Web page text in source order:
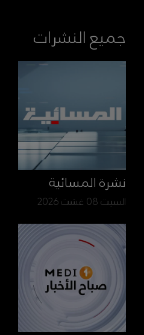
جميع النشرات
نشرة المسائية
السبت 08 غشت 2026